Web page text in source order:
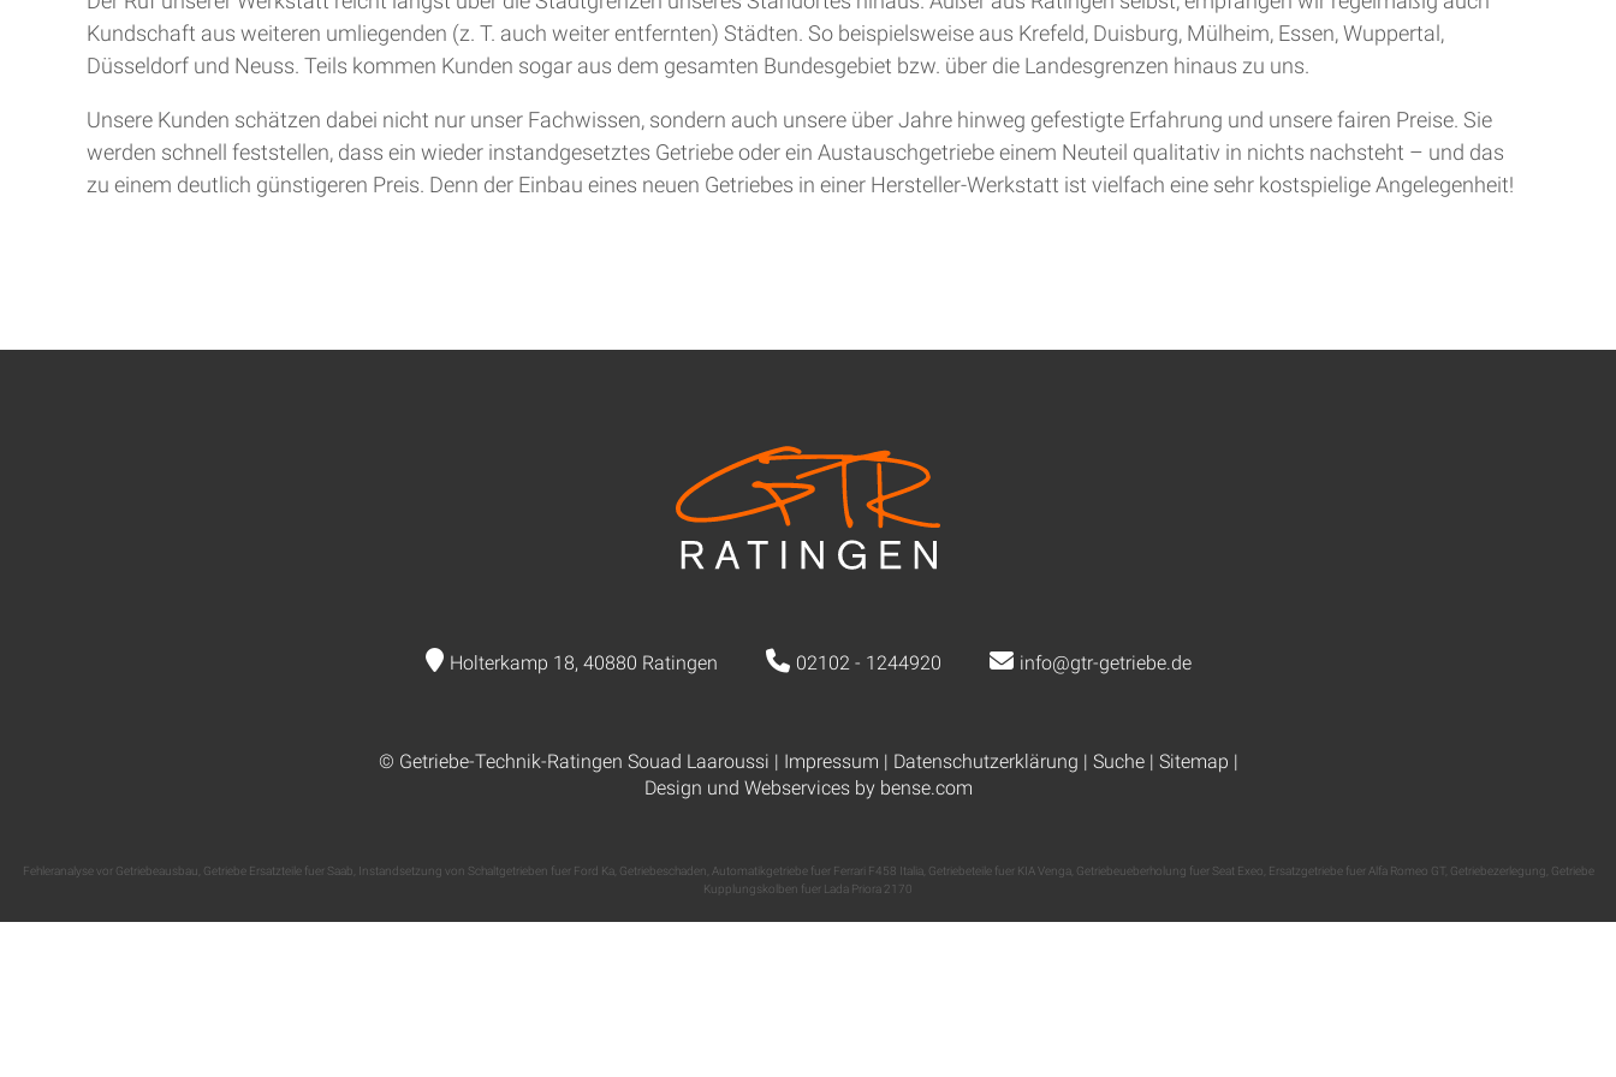
Kundschaft aus weiteren umliegenden (z. T. auch weiter entfernten) Städten. So beispielsweise aus Krefeld, Duisburg, Mülheim, Essen, Wuppertal,
Düsseldorf und Neuss. Teils kommen Kunden sogar aus dem gesamten Bundesgebiet bzw. über die Landesgrenzen hinaus zu uns.
Unsere Kunden schätzen dabei nicht nur unser Fachwissen, sondern auch unsere über Jahre hinweg gefestigte Erfahrung und unsere fairen Preise. Sie
werden schnell feststellen, dass ein wieder instandgesetztes Getriebe oder ein Austauschgetriebe einem Neuteil qualitativ in nichts nachsteht – und das
zu einem deutlich günstigeren Preis. Denn der Einbau eines neuen Getriebes in einer Hersteller-Werkstatt ist vielfach eine sehr kostspielige Angelegenheit!
Holterkamp 18, 40880 Ratingen 02102 - 1244920 info@gtr-getriebe.de
© Getriebe-Technik-Ratingen Souad Laaroussi | Impressum | Datenschutzerklärung | Suche| Sitemap |
Design und Webservices by bense.com
Fehleranalyse vor Getriebeausbau Getriebe Ersatzteile fuer Saab Instandsetzung von Schaltgetrieben fuer Ford Ka, Getriebeschaden Automatikgetriebe fuer Ferrari F458 Italia, Getriebeteile fuer KIA Venga, Getriebeueberholung fuer Seat Exeo Ersatzgetriebe fuer Alfa Romeo GT Getriebezerlegung Getriebe
Kupplungskolben fuer Lada Priora 2170